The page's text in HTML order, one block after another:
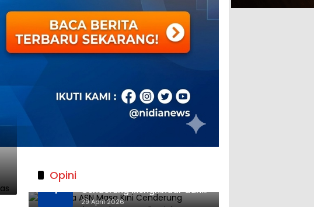
Opini
1
Cenderung Menghindar dan
Gak Mau Jadi Pejabat?
29 April 2026